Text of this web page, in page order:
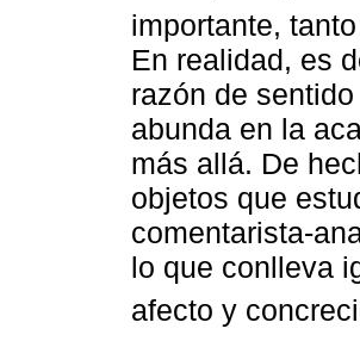
importante,
En realidad, es
razón de
abunda en la
más allá. De
objetos que
comentarista-
lo que conlleva
afecto y